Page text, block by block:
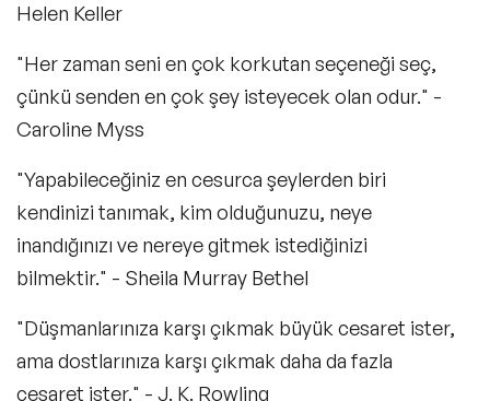
Helen Keller
"Her zaman seni en çok korkutan seçeneği seç,
çünkü senden en çok şey isteyecek olan odur." -
Caroline Myss
"Yapabileceğiniz en cesurca şeylerden biri
kendinizi tanımak, kim olduğunuzu, neye
inandığınızı ve nereye gitmek istediğinizi
bilmektir." - Sheila Murray Bethel
"Düşmanlarınıza karşı çıkmak büyük cesaret ister,
ama dostlarınıza karşı çıkmak daha da fazla
cesaret ister." - J. K. Rowling